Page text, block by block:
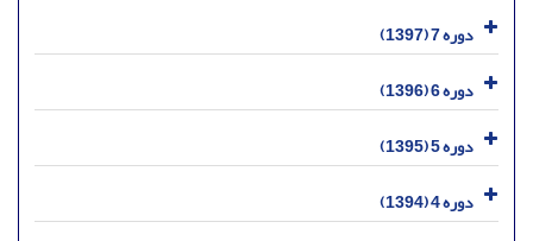
دوره 7 (1397)
دوره 6 (1396)
دوره 5 (1395)
دوره 4 (1394)